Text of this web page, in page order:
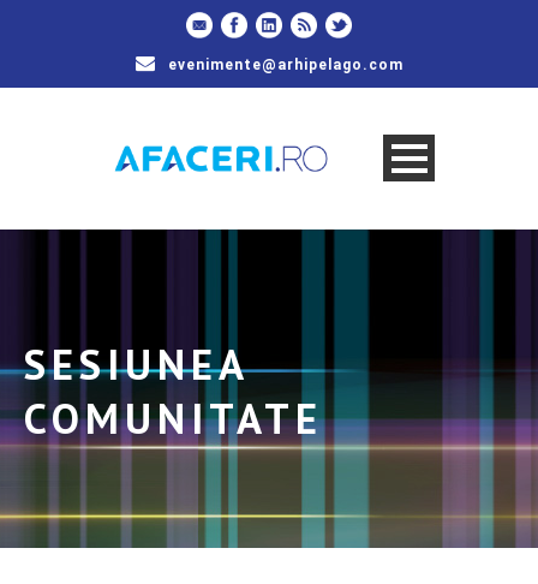
evenimente@arhipelago.com
SESIUNEA
COMUNITATE